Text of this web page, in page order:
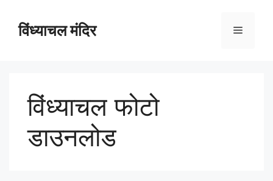
विंध्याचल मंदिर
विंध्याचल फोटो
डाउनलोड